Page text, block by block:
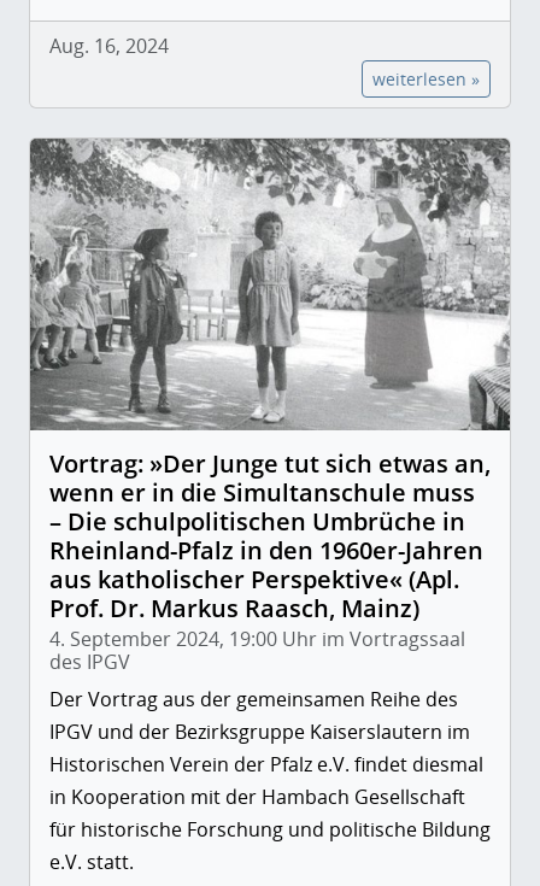
Aug. 16, 2024
weiterlesen »
Vortrag: »Der Junge tut sich etwas an,
wenn er in die Simultanschule muss
– Die schulpolitischen Umbrüche in
Rheinland-Pfalz in den 1960er-Jahren
aus katholischer Perspektive« (Apl.
Prof. Dr. Markus Raasch, Mainz)
4. September 2024, 19:00 Uhr im Vortragssaal
des IPGV
Der Vortrag aus der gemeinsamen Reihe des
IPGV und der Bezirksgruppe Kaiserslautern im
Historischen Verein der Pfalz e.V. findet diesmal
in Kooperation mit der Hambach Gesellschaft
für historische Forschung und politische Bildung
e.V. statt.